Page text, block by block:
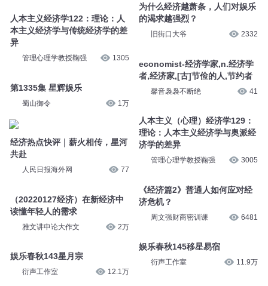
人本主义经济学122：理论：人
本主义经济学与传统经济学的差
异
管理心理学教授鞠强 1305
第1335集 星辉娱乐
蜀山御令 1万
经济热点快评｜薪火相传，星河
共赴
人民日报海外网 77
（20220127经济）在新经济中
读懂年轻人的需求
雅文讲申论大作文 2万
娱乐春秋143星月宗
衍声工作室 12.1万
为什么经济越萧条，人们对娱乐
的渴求越强烈？
旧街口大爷 2332
economist-经济学家,n.经济学
者,经济家,[古]节俭的人,节约者
馨音袅袅不断绝 41
人本主义（心理）经济学129：
理论：人本主义经济学与奥派经
济学的差异
管理心理学教授鞠强 3005
《经济篇2》普通人如何应对经
济危机？
周文强财商密训课 6481
娱乐春秋145移星易宿
衍声工作室 11.9万